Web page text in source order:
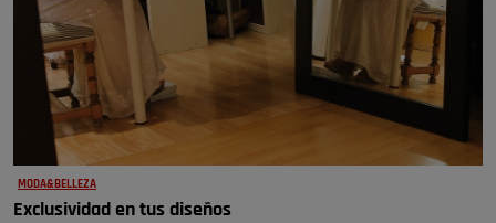
MODA&BELLEZA
Exclusividad en tus diseños